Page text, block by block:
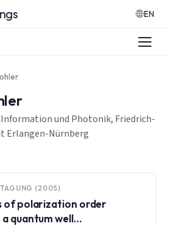
EN
und Photonik, Friedrich-
Erlangen-Nürnberg
TAGUNG (2005)
of polarization order
quantum well